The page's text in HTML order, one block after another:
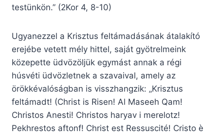
testünkön.” (2Kor 4, 8-10)
Ugyanezzel a Krisztus feltámadásának átalakító
erejébe vetett mély hittel, saját gyötrelmeink
közepette üdvözöljük egymást annak a régi
húsvéti üdvözletnek a szavaival, amely az
örökkévalóságban is visszhangzik: „Krisztus
feltámadt! (Christ is Risen! Al Maseeh Qam!
Christos Anesti! Christos haryav i merelotz!
Pekhrestos aftonf! Christ est Ressuscité! Cristo è